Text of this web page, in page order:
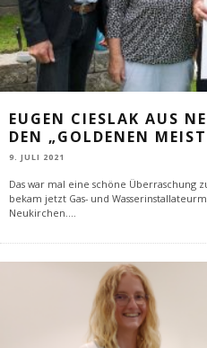
EUGEN CIESLAK AUS
DEN „GOLDENEN
9. JULI 2021
Das war mal eine schöne Überraschung
bekam jetzt Gas- und
Neukirchen.